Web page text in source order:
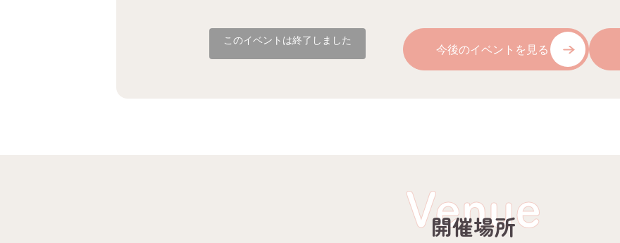
このイベントは終了しました
今後のイベントを見る
Venue
開催場所